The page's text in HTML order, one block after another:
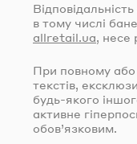
в тому числі
allretail.ua, несе
При повному або
текстів,
будь-якого
активне
обов’язковим.